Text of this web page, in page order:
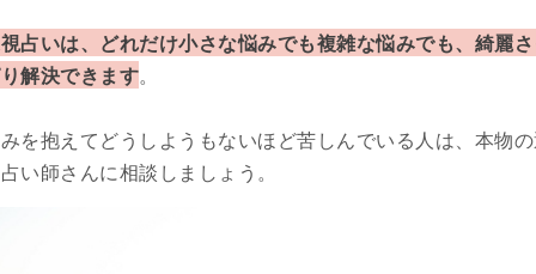
占いは、どれだけ小さな悩みでも複雑な悩みでも、綺麗
解決できます。
を抱えてどうしようもないほど苦しんでいる人は、本物
い師さんに相談しましょう。